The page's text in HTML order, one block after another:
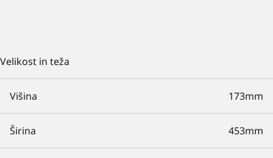
Velikost in teža
Višina 173mm
Širina 453mm